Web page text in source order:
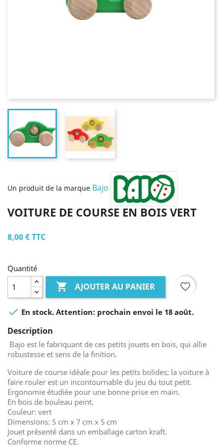
Un produit de la marque Bajo
VOITURE DE COURSE EN BOIS VERT
8,00 €TTC
Quantité
 AJOUTER AU PANIER favorite_border
 En stock. Attention: prochain envoi le 18 août.
Description
Bajo est le fabriquant de ces petits jouets en bois, qui allie
robustesse et sens de la finition.
Voiture de course idéale pour les petits bolides; la voiture à
faire rouler est un incontournable du jeu du tout petit.
Ergonomie étudiée pour une bonne prise en main.
En bois de bouleau peint.
Couleur: vert
Dimensions: 5 cm x 7 cm x 5 cm
Jouet présenté dans un emballage carton kraft.
Conforme norme CE.